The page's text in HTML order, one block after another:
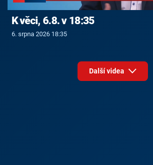
K věci, 6.8. v 18:35
6. srpna 2026 18:35
Další videa